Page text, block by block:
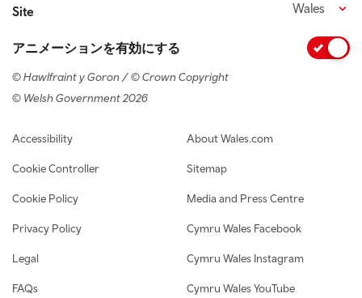
Site Wales
アニメーションを有効にする
© Hawlfraint y Goron / © Crown Copyright
© Welsh Government 2026
Footer navigation
Accessibility
Cookie Controller
Cookie Policy
Privacy Policy
Legal
FAQs
About Wales.com
Sitemap
Media and Press Centre
Cymru Wales Facebook
Cymru Wales Instagram
Cymru Wales YouTube